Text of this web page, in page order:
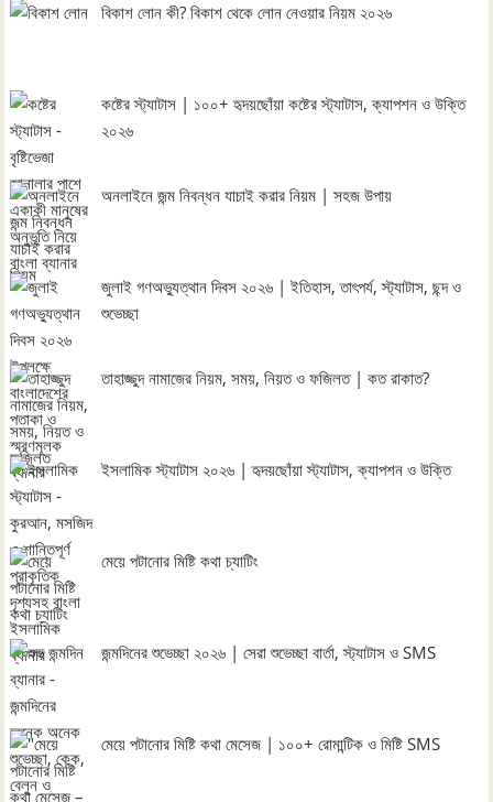
বিকাশ লোন কী? বিকাশ থেকে লোন নেওয়ার নিয়ম ২০২৬
কষ্টের স্ট্যাটাস | ১০০+ হৃদয়ছোঁয়া কষ্টের স্ট্যাটাস, ক্যাপশন ও উক্তি
২০২৬
অনলাইনে জন্ম নিবন্ধন যাচাই করার নিয়ম | সহজ উপায়
জুলাই গণঅভ্যুত্থান দিবস ২০২৬ | ইতিহাস, তাৎপর্য, স্ট্যাটাস, ছন্দ ও
শুভেচ্ছা
তাহাজ্জুদ নামাজের নিয়ম, সময়, নিয়ত ও ফজিলত | কত রাকাত?
ইসলামিক স্ট্যাটাস ২০২৬ | হৃদয়ছোঁয়া স্ট্যাটাস, ক্যাপশন ও উক্তি
মেয়ে পটানোর মিষ্টি কথা চ্যাটিং
জন্মদিনের শুভেচ্ছা ২০২৬ | সেরা শুভেচ্ছা বার্তা, স্ট্যাটাস ও SMS
মেয়ে পটানোর মিষ্টি কথা মেসেজ | ১০০+ রোমান্টিক ও মিষ্টি SMS